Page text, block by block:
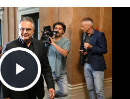
Play Video